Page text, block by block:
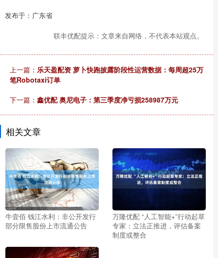
发布于：广东省
联丰优配提示：文章来自网络，不代表本站观点。
上一篇： 乐天盈配资 萝卜快跑披露阶段性运营数据：每周超25万
笔Robotaxi订单
下一篇： 鑫优配 奥尼电子：第三季度净亏损258987万元
相关文章
牛壹佰 钱江水利：非公开发行
部分限售股份上市流通公告
万隆优配 “人工智能+”行动起草
专家：立法正推进，评估备案
制度或整合